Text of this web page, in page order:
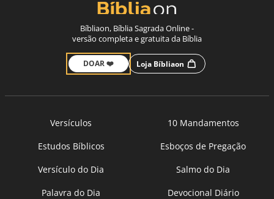
Bíbliaon, Bíblia Sagrada Online -
versão completa e gratuita da Bíblia
DOAR ❤️ Loja Bíbliaon
Versículos
10 Mandamentos
Estudos Bíblicos
Esboços de Pregação
Versículo do Dia
Salmo do Dia
Palavra do Dia
Devocional Diário